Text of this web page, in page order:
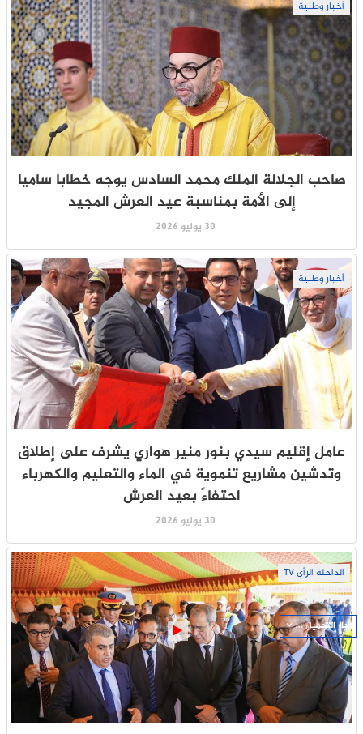
أخبار وطنية
صاحب الجلالة الملك محمد السادس يوجه خطابا ساميا
إلى الأمة بمناسبة عيد العرش المجيد
30 يوليو 2026
أخبار وطنية
عامل إقليم سيدي بنور منير هواري يشرف على إطلاق
وتدشين مشاريع تنموية في الماء والتعليم والكهرباء
احتفاءً بعيد العرش
30 يوليو 2026
الداخلة الرأي TV
جار التحميل ...